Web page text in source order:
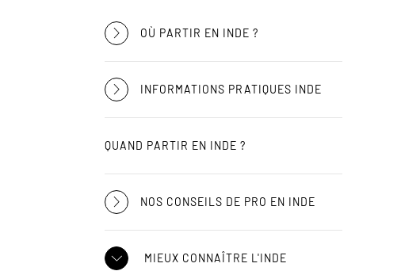
OÙ PARTIR EN INDE ?
INFORMATIONS PRATIQUES INDE
QUAND PARTIR EN INDE ?
NOS CONSEILS DE PRO EN INDE
MIEUX CONNAÎTRE L'INDE